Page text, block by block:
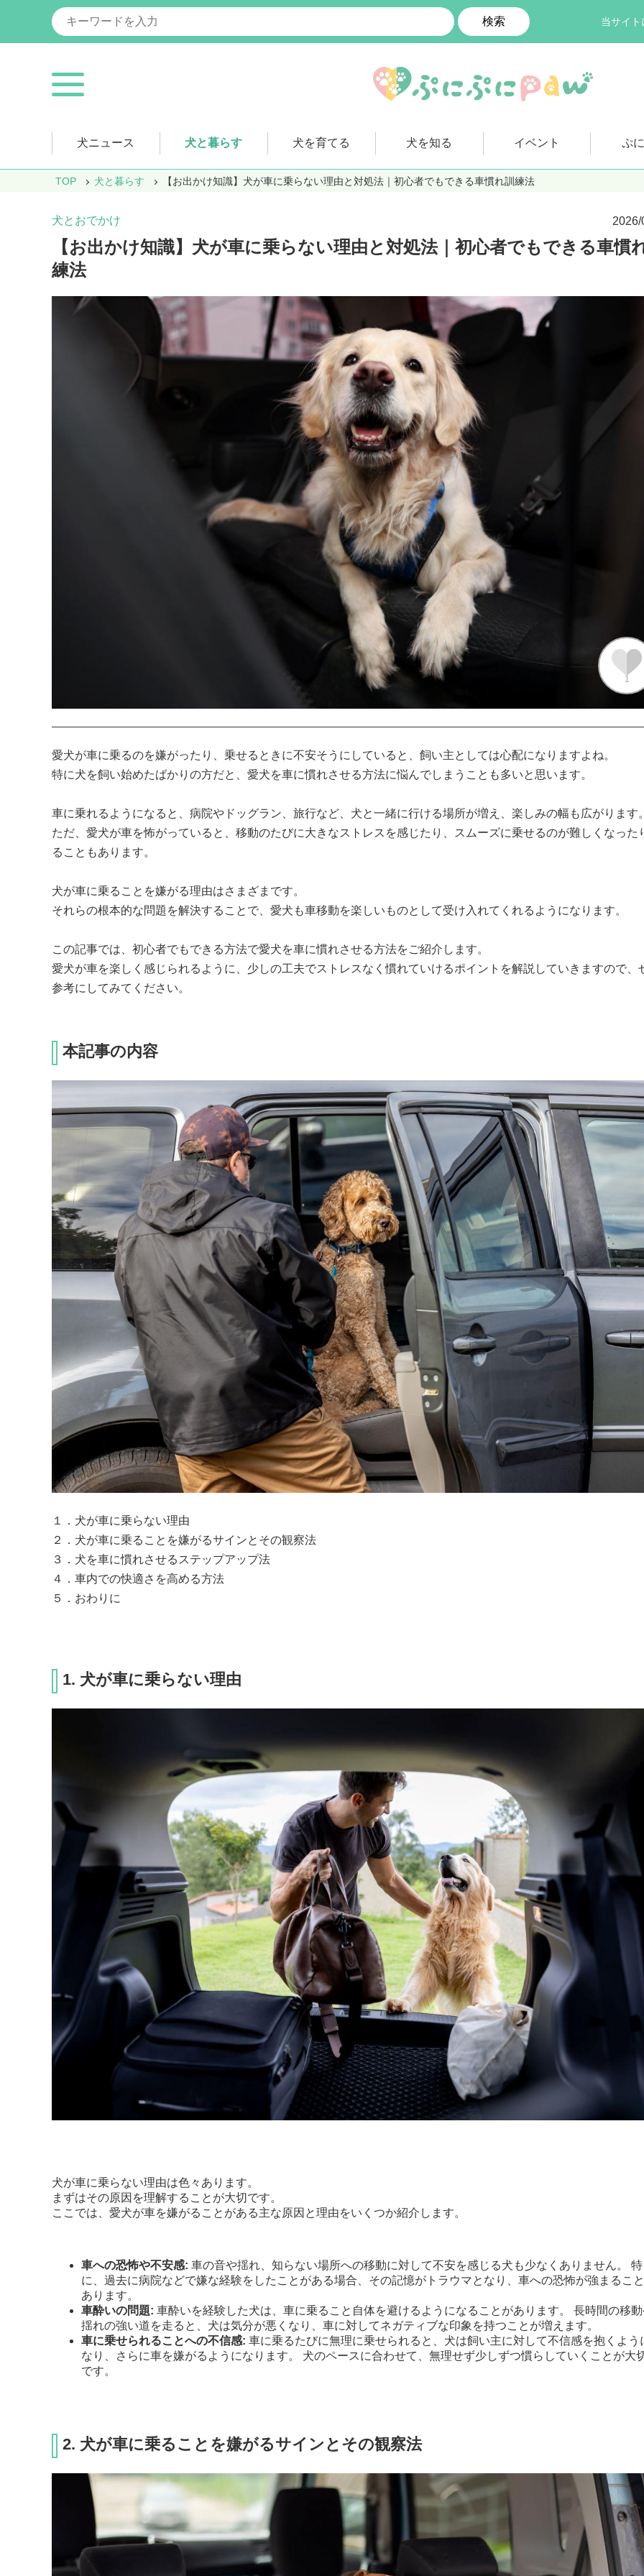
検索 当サイ
犬ニュース 犬と暮らす 犬を育てる 犬を知る イベント ぷ
TOP 犬と暮らす 【お出かけ知識】犬が車に乗らない理由と対処法｜初心者でもできる車慣れ訓練法
犬とおでかけ 2026/
【お出かけ知識】犬が車に乗らない理由と対処法｜初心者でもできる車慣
練法
1
愛犬が車に乗るのを嫌がったり、乗せるときに不安そうにしていると、飼い主としては心配になりますよね。
特に犬を飼い始めたばかりの方だと、愛犬を車に慣れさせる方法に悩んでしまうことも多いと思います。
車に乗れるようになると、病院やドッグラン、旅行など、犬と一緒に行ける場所が増え、楽しみの幅も広がります
ただ、愛犬が車を怖がっていると、移動のたびに大きなストレスを感じたり、スムーズに乗せるのが難しくなった
ることもあります。
犬が車に乗ることを嫌がる理由はさまざまです。
それらの根本的な問題を解決することで、愛犬も車移動を楽しいものとして受け入れてくれるようになります。
この記事では、初心者でもできる方法で愛犬を車に慣れさせる方法をご紹介します。
愛犬が車を楽しく感じられるように、少しの工夫でストレスなく慣れていけるポイントを解説していきますので、
参考にしてみてください。
本記事の内容
１．犬が車に乗らない理由
２．犬が車に乗ることを嫌がるサインとその観察法
３．犬を車に慣れさせるステップアップ法
４．車内での快適さを高める方法
５．おわりに
1. 犬が車に乗らない理由
犬が車に乗らない理由は色々あります。
まずはその原因を理解することが大切です。
ここでは、愛犬が車を嫌がることがある主な原因と理由をいくつか紹介します。
車への恐怖や不安感: 車の音や揺れ、知らない場所への移動に対して不安を感じる犬も少なくありません。 特
に、過去に病院などで嫌な経験をしたことがある場合、その記憶がトラウマとなり、車への恐怖が強まるこ
あります。
車酔いの問題: 車酔いを経験した犬は、車に乗ること自体を避けるようになることがあります。 長時間の移
揺れの強い道を走ると、犬は気分が悪くなり、車に対してネガティブな印象を持つことが増えます。
車に乗せられることへの不信感: 車に乗るたびに無理に乗せられると、犬は飼い主に対して不信感を抱くよう
なり、さらに車を嫌がるようになります。 犬のペースに合わせて、無理せず少しずつ慣らしていくことが大
です。
2. 犬が車に乗ることを嫌がるサインとその観察法